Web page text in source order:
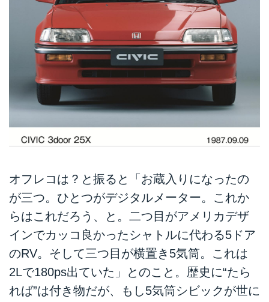
オフレコは？と振ると「お蔵入りになったの
が三つ。ひとつがデジタルメーター。これか
らはこれだろう、と。二つ目がアメリカデザ
インでカッコ良かったシャトルに代わる5ドア
のRV。そして三つ目が横置き5気筒。これは
2Lで180ps出ていた」とのこと。歴史に“たら
れば”は付き物だが、もし5気筒シビックが世に